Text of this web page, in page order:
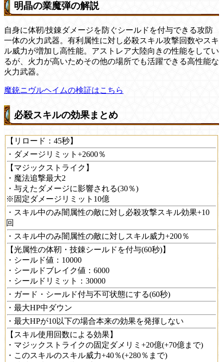
明晶の業魔弾の解説
自身に体靭/技錬ダメージを防ぐシールドを付与できる攻防
一体の火力武器。有利属性に対し必殺スキル攻撃回数やスキ
ル威力が増加し高性能。アストレア大陸向きの性能をしてい
るが、火力が高いためその他の場所でも活躍できる高性能な
火力武器。
魔銃ニヴルヘイムの検証はこちら
必殺スキルの効果まとめ
【リロード：45秒】
・ダメージリミット+2600％
【マジックストライク】
・魔法追撃最大2
・与えたダメージに影響される(30％)
※固定ダメージリミット10億
・スキル中のみ闇属性の敵に対し必殺攻撃スキル効果+10
回
・スキル中のみ闇属性の敵に対しスキル威力+200％
【光属性の体靭・技錬シールドを付与(60秒)】
・シールド値：10000
・シールドブレイク値：6000
・シールドリミット：30000
・ガード・シールド付与不可状態にする(60秒)
・最大HP中ダウン
・最大HPが10以下の場合本来の効果を発揮しない
【スキル使用回数による効果】
・マジックストライクの固定ダメリミ+20億(+70億まで)
・このスキルのスキル威力+40％(+280％まで)